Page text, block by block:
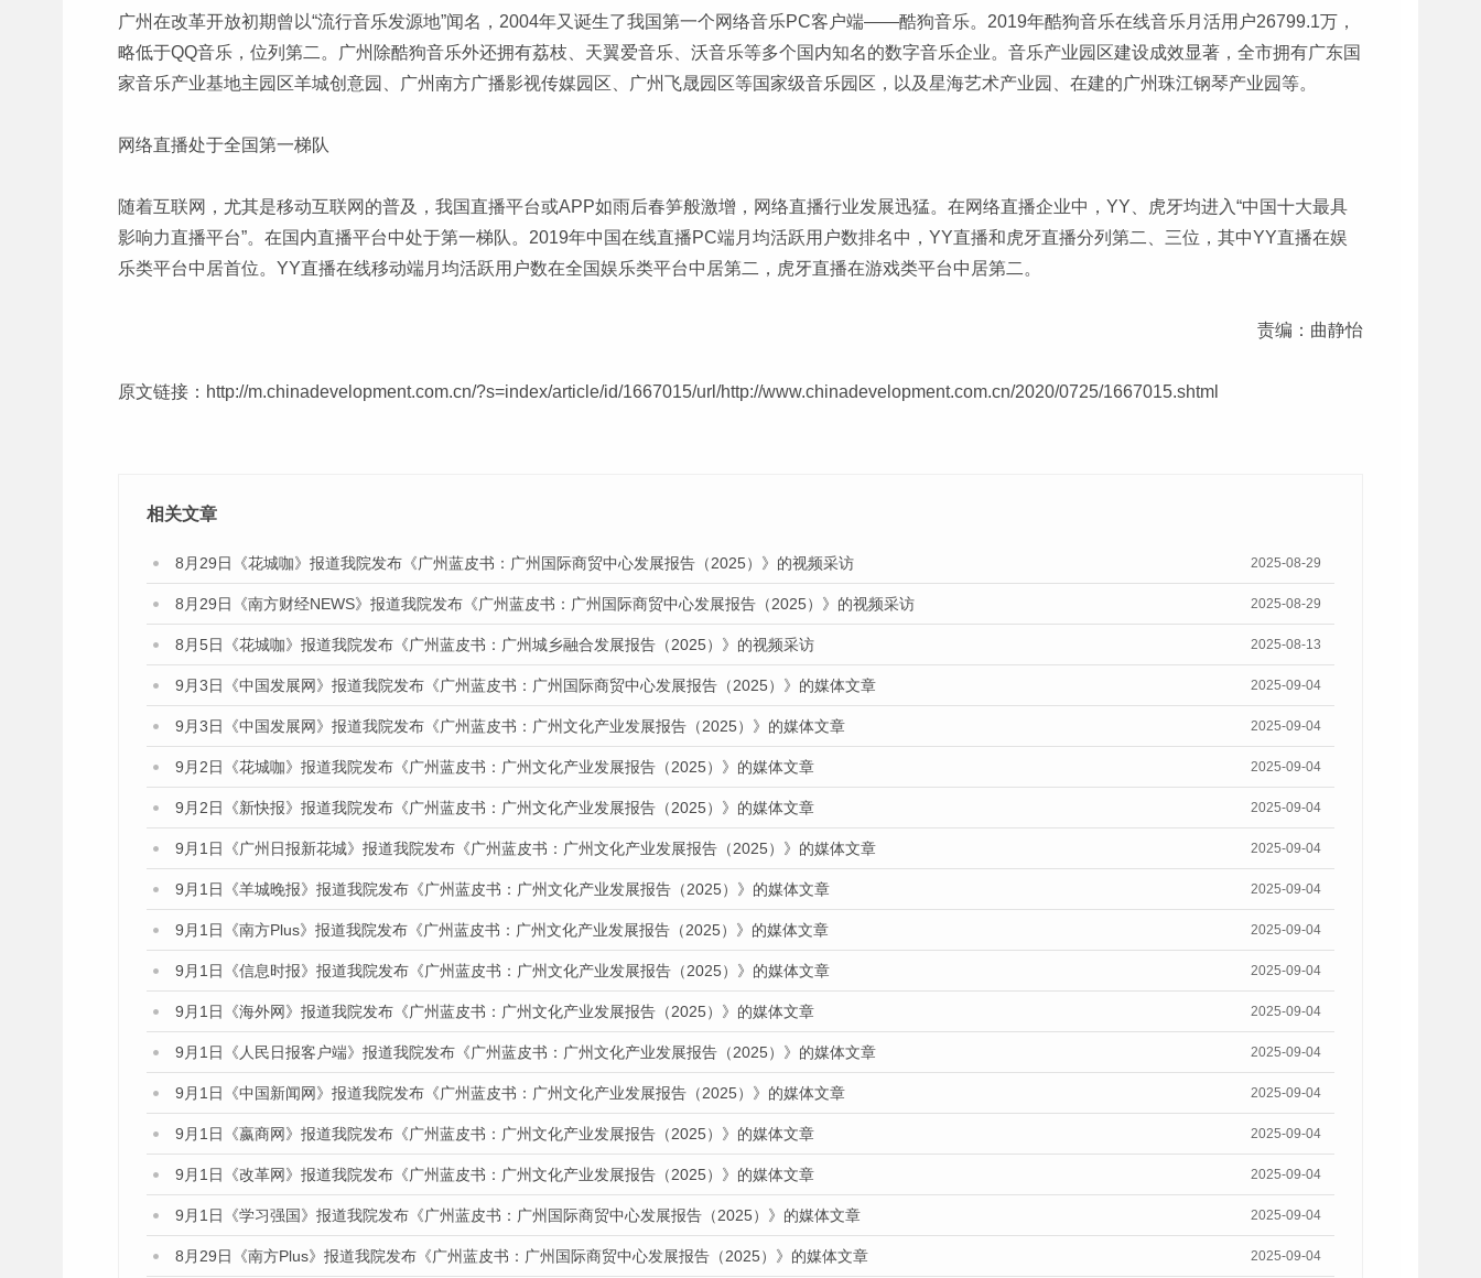
广州在改革开放初期曾以“流行音乐发源地”闻名，2004年又诞生了我国第一个网络音乐PC客户端——酷狗音乐。2019年酷狗音乐在线音乐月活用户26799.1万，
略低于QQ音乐，位列第二。广州除酷狗音乐外还拥有荔枝、天翼爱音乐、沃音乐等多个国内知名的数字音乐企业。音乐产业园区建设成效显著，全市拥有广东国
家音乐产业基地主园区羊城创意园、广州南方广播影视传媒园区、广州飞晟园区等国家级音乐园区，以及星海艺术产业园、在建的广州珠江钢琴产业园等。
网络直播处于全国第一梯队
随着互联网，尤其是移动互联网的普及，我国直播平台或APP如雨后春笋般激增，网络直播行业发展迅猛。在网络直播企业中，YY、虎牙均进入“中国十大最具
影响力直播平台”。在国内直播平台中处于第一梯队。2019年中国在线直播PC端月均活跃用户数排名中，YY直播和虎牙直播分列第二、三位，其中YY直播在娱
乐类平台中居首位。YY直播在线移动端月均活跃用户数在全国娱乐类平台中居第二，虎牙直播在游戏类平台中居第二。
责编：曲静怡
原文链接： http://m.chinadevelopment.com.cn/?s=index/article/id/1667015/url/http://www.chinadevelopment.com.cn/2020/0725/1667015.shtml
相关文章
8月29日《花城咖》报道我院发布《广州蓝皮书：广州国际商贸中心发展报告（2025）》的视频采访 2025-08-29
8月29日《南方财经NEWS》报道我院发布《广州蓝皮书：广州国际商贸中心发展报告（2025）》的视频采访 2025-08-29
8月5日《花城咖》报道我院发布《广州蓝皮书：广州城乡融合发展报告（2025）》的视频采访 2025-08-13
9月3日《中国发展网》报道我院发布《广州蓝皮书：广州国际商贸中心发展报告（2025）》的媒体文章 2025-09-04
9月3日《中国发展网》报道我院发布《广州蓝皮书：广州文化产业发展报告（2025）》的媒体文章 2025-09-04
9月2日《花城咖》报道我院发布《广州蓝皮书：广州文化产业发展报告（2025）》的媒体文章 2025-09-04
9月2日《新快报》报道我院发布《广州蓝皮书：广州文化产业发展报告（2025）》的媒体文章 2025-09-04
9月1日《广州日报新花城》报道我院发布《广州蓝皮书：广州文化产业发展报告（2025）》的媒体文章 2025-09-04
9月1日《羊城晚报》报道我院发布《广州蓝皮书：广州文化产业发展报告（2025）》的媒体文章 2025-09-04
9月1日《南方Plus》报道我院发布《广州蓝皮书：广州文化产业发展报告（2025）》的媒体文章 2025-09-04
9月1日《信息时报》报道我院发布《广州蓝皮书：广州文化产业发展报告（2025）》的媒体文章 2025-09-04
9月1日《海外网》报道我院发布《广州蓝皮书：广州文化产业发展报告（2025）》的媒体文章 2025-09-04
9月1日《人民日报客户端》报道我院发布《广州蓝皮书：广州文化产业发展报告（2025）》的媒体文章 2025-09-04
9月1日《中国新闻网》报道我院发布《广州蓝皮书：广州文化产业发展报告（2025）》的媒体文章 2025-09-04
9月1日《嬴商网》报道我院发布《广州蓝皮书：广州文化产业发展报告（2025）》的媒体文章 2025-09-04
9月1日《改革网》报道我院发布《广州蓝皮书：广州文化产业发展报告（2025）》的媒体文章 2025-09-04
9月1日《学习强国》报道我院发布《广州蓝皮书：广州国际商贸中心发展报告（2025）》的媒体文章 2025-09-04
8月29日《南方Plus》报道我院发布《广州蓝皮书：广州国际商贸中心发展报告（2025）》的媒体文章 2025-09-04